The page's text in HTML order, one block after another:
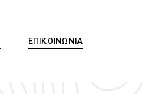
ΕΠΙΚΟΙΝΩΝΙΑ